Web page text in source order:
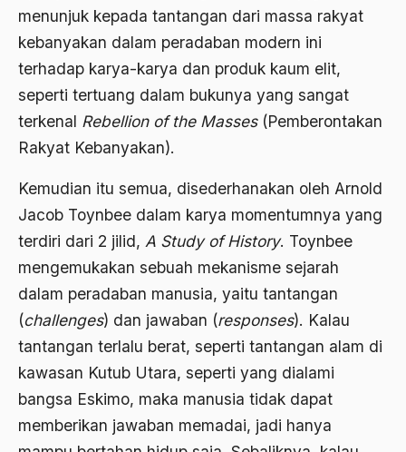
menunjuk kepada tantangan dari massa rakyat
kebanyakan dalam peradaban modern ini
terhadap karya­-karya dan produk kaum elit,
seperti tertuang dalam bukunya yang sangat
terkenal Rebellion of the Masses(Pemberontakan
Rakyat Kebanyakan).
Kemudian itu semua, disederhanakan oleh Arnold
Jacob Toynbee dalam karya momentumnya yang
terdiri dari 2 jilid, A Study of History. Toynbee
mengemukakan sebuah mekanisme sejarah
dalam peradaban manusia, yaitu tantangan
(challenges) dan jawaban (responses). Kalau
tantangan terlalu berat, seperti tantangan alam di
kawasan Kutub Utara, seperti yang dialami
bangsa Eskimo, maka manusia tidak dapat
memberikan jawaban memadai, jadi hanya
Agama dan Praktis
Agama Demokrasi
Agama di Asia
agama elitis
Agama Hukum
Agama Inovasi
Agama Islam
agama populer
Agama Terang
Agamawan
Agenda Nasional
agraris